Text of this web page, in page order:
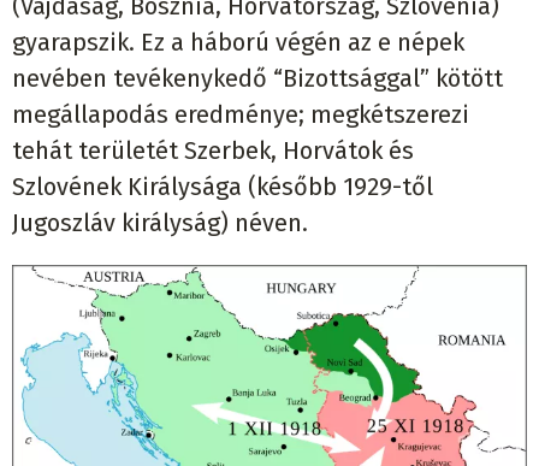
gyarapszik. Ez a háború végén az e népek
nevében tevékenykedő “Bizottsággal” kötött
megállapodás eredménye; megkétszerezi
tehát területét Szerbek, Horvátok és
Szlovének Királysága (később 1929-től
Jugoszláv királyság) néven.